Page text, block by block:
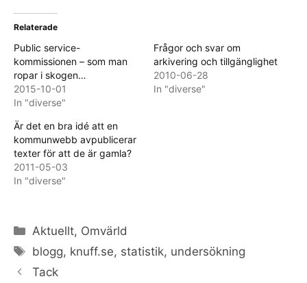
Relaterade
Public service-
kommissionen – som man
ropar i skogen…
2015-10-01
In "diverse"
Frågor och svar om
arkivering och tillgänglighet
2010-06-28
In "diverse"
Är det en bra idé att en
kommunwebb avpublicerar
texter för att de är gamla?
2011-05-03
In "diverse"
Categories
Aktuellt, Omvärld
Tags
blogg, knuff.se, statistik, undersökning
Tack